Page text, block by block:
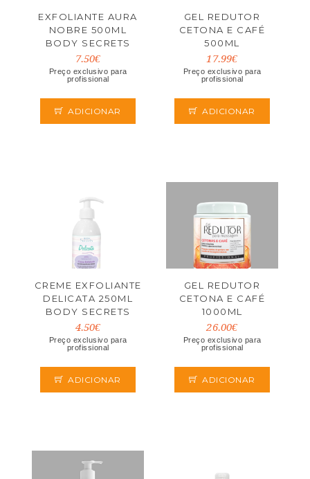
EXFOLIANTE AURA
NOBRE 500ML
BODY SECRETS
7.50€
Preço exclusivo para
profissional
ADICIONAR
GEL REDUTOR
CETONA E CAFÉ
500ML
17.99€
Preço exclusivo para
profissional
ADICIONAR
CREME EXFOLIANTE
DELICATA 250ML
BODY SECRETS
4.50€
Preço exclusivo para
profissional
ADICIONAR
GEL REDUTOR
CETONA E CAFÉ
1000ML
26.00€
Preço exclusivo para
profissional
ADICIONAR